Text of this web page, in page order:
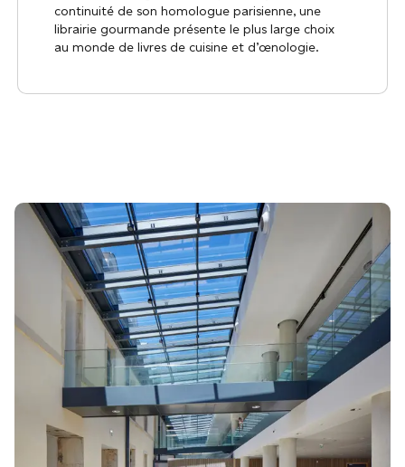
continuité de son homologue parisienne, une
librairie gourmande présente le plus large choix
au monde de livres de cuisine et d’œnologie.